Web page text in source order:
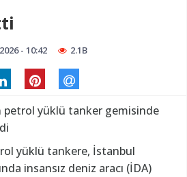
- 10:42 2.1B
petrol yüklü tanker gemisinde
yüklü tankere, İstanbul
insansız deniz aracı (İDA)